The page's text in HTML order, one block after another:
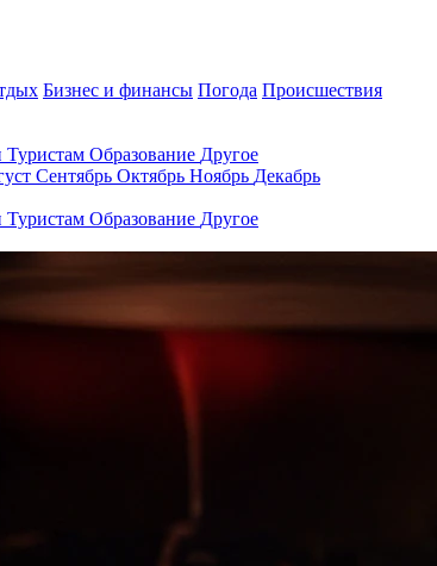
Бизнес и финансы Погода Происшествия
Туристам Образование Другое
Сентябрь Октябрь Ноябрь Декабрь
Туристам Образование Другое